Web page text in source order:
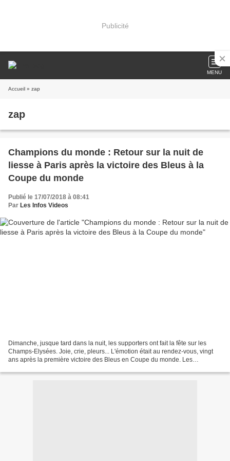
Publicité
MENU
Accueil » zap
zap
Champions du monde : Retour sur la nuit de
liesse à Paris après la victoire des Bleus à la
Coupe du monde
Publié le 17/07/2018 à 08:41
Par Les Infos Videos
Dimanche, jusque tard dans la nuit, les supporters ont fait la fête sur les
Champs-Elysées. Joie, crie, pleurs... L'émotion était au rendez-vous, vingt
ans après la première victoire des Bleus en Coupe du monde. Les